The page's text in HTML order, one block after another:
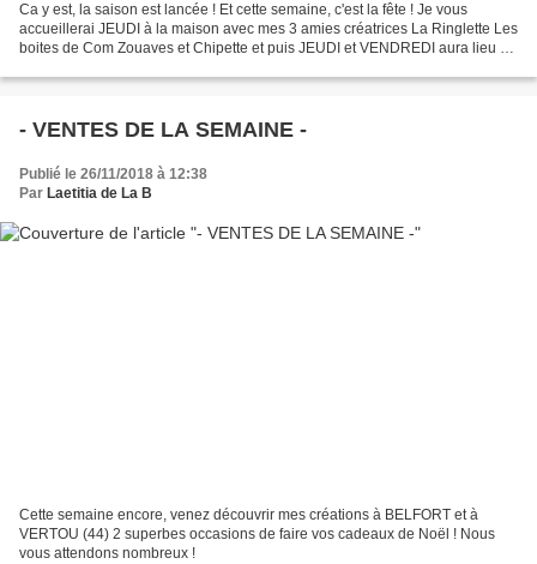
Ca y est, la saison est lancée ! Et cette semaine, c'est la fête ! Je vous
accueillerai JEUDI à la maison avec mes 3 amies créatrices La Ringlette Les
boites de Com Zouaves et Chipette et puis JEUDI et VENDREDI aura lieu à
- VENTES DE LA SEMAINE -
Publié le 26/11/2018 à 12:38
Par Laetitia de La B
Cette semaine encore, venez découvrir mes créations à BELFORT et à
VERTOU (44) 2 superbes occasions de faire vos cadeaux de Noël ! Nous
vous attendons nombreux !